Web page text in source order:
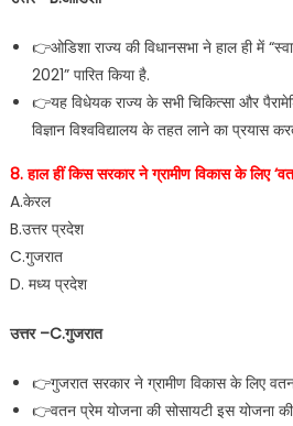
👉ओडिशा राज्य की विधानसभा ने हाल ही में
2021” पारित किया है.
👉यह विधेयक राज्य के सभी चिकित्सा और
विज्ञान विश्वविद्यालय के तहत लाने का प्रयास
8. हाल हीं किस सरकार ने ग्रामीण विकास के लिए
A.केरल
B.उत्तर प्रदेश
C.गुजरात
D. मध्य प्रदेश
उत्तर –C.गुजरात
👉गुजरात सरकार ने ग्रामीण विकास के लिए
👉वतन प्रेम योजना की सोसायटी इस योजना